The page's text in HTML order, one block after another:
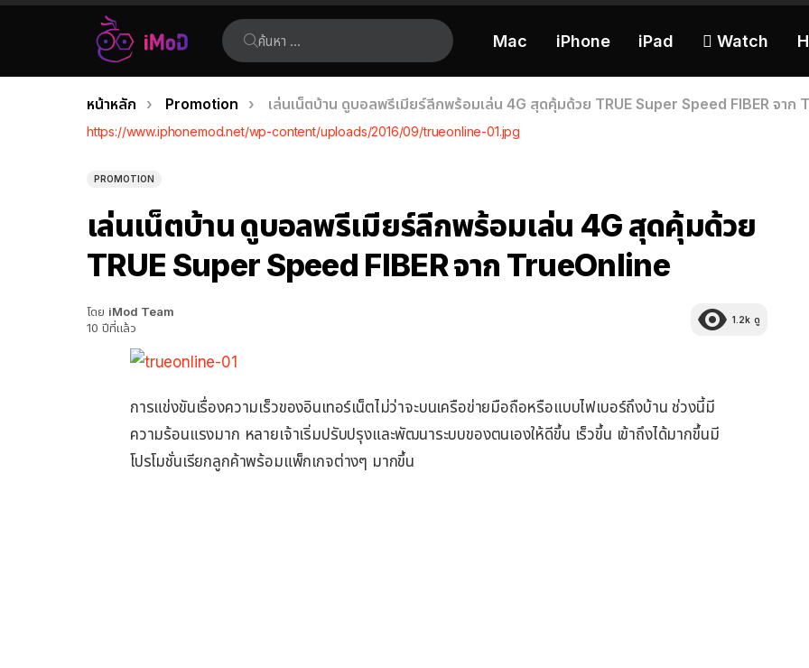
ค้นหา:
Mac iPhone iPad  Watch
เรื่อง
ล่าสุด
คุณอยู่ที่นี่:
หน้าหลัก Promotion เล่นเน็ตบ้าน ดูบอลพรีเมียร์ลีกพร้อมเล่น 4G สุดคุ้มด้วย TRUE Super Speed FIBER จาก
https://www.iphonemod.net/wp-content/uploads/2016/09/trueonline-01.jpg
PROMOTION
เล่นเน็ตบ้าน ดูบอลพรีเมียร์ลีกพร้อมเล่น 4G สุดคุ้มด้วย
TRUE Super Speed FIBER จาก TrueOnline
โดย iMod Team
10 ปีที่แล้ว
1.2k ดู
การแข่งขันเรื่องความเร็วของอินเทอร์เน็ตไม่ว่าจะบนเครือข่ายมือถือหรือแบบไฟเบอร์ถึงบ้าน ช่วงนี้มี
ความร้อนแรงมาก หลายเจ้าเริ่มปรับปรุงและพัฒนาระบบของตนเองให้ดีขึ้น เร็วขึ้น เข้าถึงได้มากขึ้นมี
โปรโมชั่นเรียกลูกค้าพร้อมแพ็กเกจต่างๆ มากขึ้น